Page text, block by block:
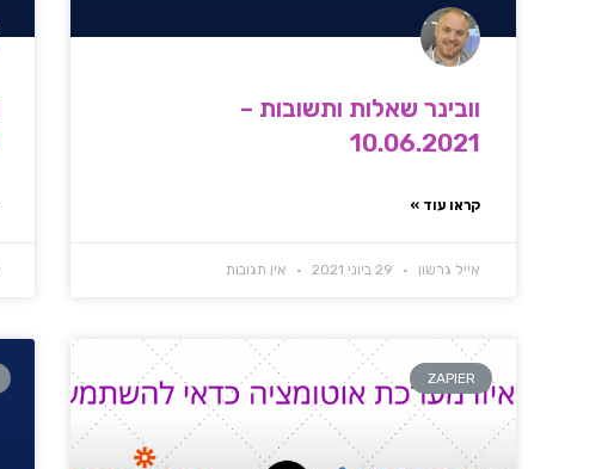
וובינר שאלות ותשובות –
10.06.2021
קראו עוד »
אייל גרשון אין תגובות
ZAPIER